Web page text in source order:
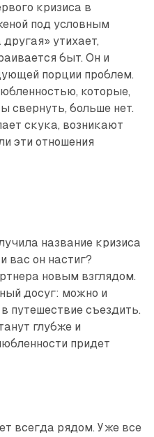
кризиса в
под условным
утихает,
быт. Он и
порции проблем.
которые,
свернуть, больше нет.
скука, возникают
эти отношения
название кризиса
вас он настиг?
новым взглядом.
досуг: можно и
путешествие съездить.
глубже и
придет
всегда рядом. Уже все